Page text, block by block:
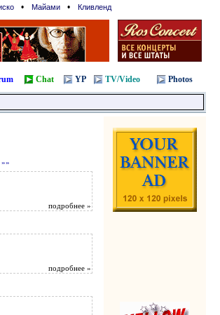
• Майами • Кливленд
Chat YP TV/Video Photos
»»
подробнее »
подробнее »